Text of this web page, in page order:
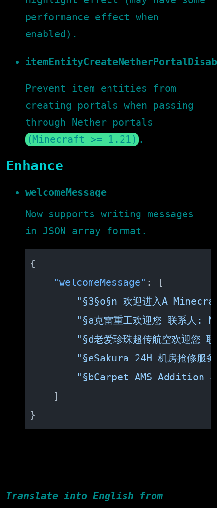
performance effect when
enabled).
Prevent item entities from
creating portals when passing
through Nether portals
(Minecraft >= 1.21) .
Enhance
welcomeMessage
Now supports writing messages
in JSON array format.
{
"welcomeMessage" :
[
"§3§o§n 欢迎进入A
"§a克雷重工欢迎您 联系人:
"§d老爱珍珠超传航空欢迎您
"§eSakura 24H 机房抢修服
"§bCarpet AMS Addition
]
}
Translate into English from